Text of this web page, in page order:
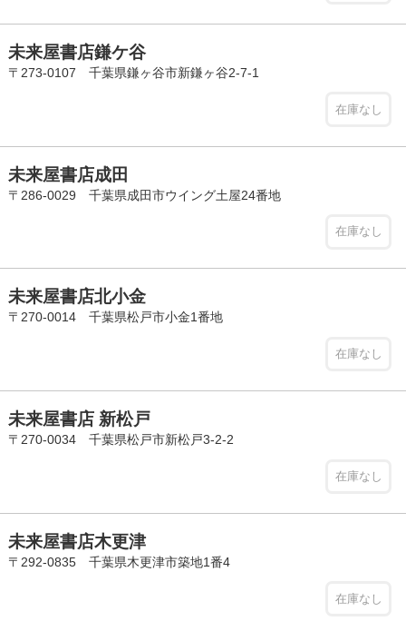
未来屋書店鎌ケ谷
〒273-0107 千葉県鎌ヶ谷市新鎌ヶ谷2-7-1
在庫なし
未来屋書店成田
〒286-0029 千葉県成田市ウイング土屋24番地
在庫なし
未来屋書店北小金
〒270-0014 千葉県松戸市小金1番地
在庫なし
未来屋書店 新松戸
〒270-0034 千葉県松戸市新松戸3-2-2
在庫なし
未来屋書店木更津
〒292-0835 千葉県木更津市築地1番4
在庫なし